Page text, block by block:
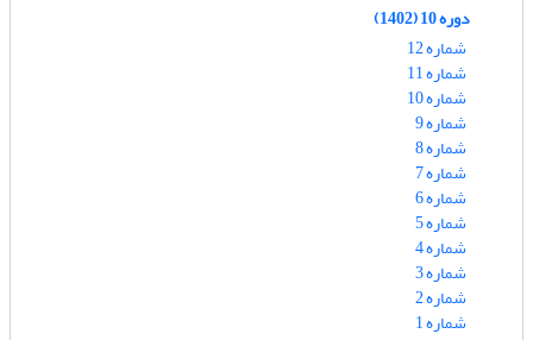
دوره 10 (1402)
شماره 12
شماره 11
شماره 10
شماره 9
شماره 8
شماره 7
شماره 6
شماره 5
شماره 4
شماره 3
شماره 2
شماره 1